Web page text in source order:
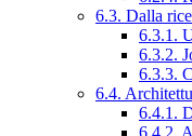
6.3. Dalla
6.3.1.
6.3.2.
6.3.3.
6.4.
6.4.1.
6.4.2.